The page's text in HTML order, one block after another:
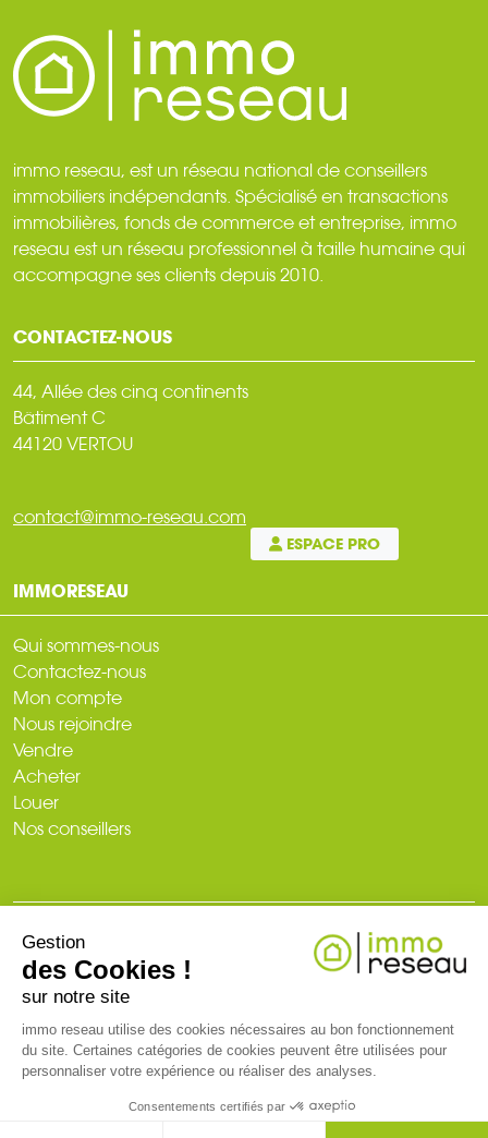
immo reseau, est un réseau national de conseillers
immobiliers indépendants. Spécialisé en transactions
immobilières, fonds de commerce et entreprise, immo
reseau est un réseau professionnel à taille humaine qui
accompagne ses clients depuis 2010.
CONTACTEZ-NOUS
44, Allée des cinq continents
Bâtiment C
44120 VERTOU
contact@immo-reseau.com
ESPACE PRO
IMMORESEAU
Qui sommes-nous
Contactez-nous
Mon compte
Nous rejoindre
Vendre
Acheter
Louer
Nos conseillers
Plan du site
Mentions légales
RCS NANTES 519 718 886. Carte professionnelle T et G n° CPI 3002
Gestion
des Cookies !
sur notre site
immo reseau utilise des cookies nécessaires au bon fonctionnement
du site. Certaines catégories de cookies peuvent être utilisées pour
personnaliser votre expérience ou réaliser des analyses.
Consentements certifiés par